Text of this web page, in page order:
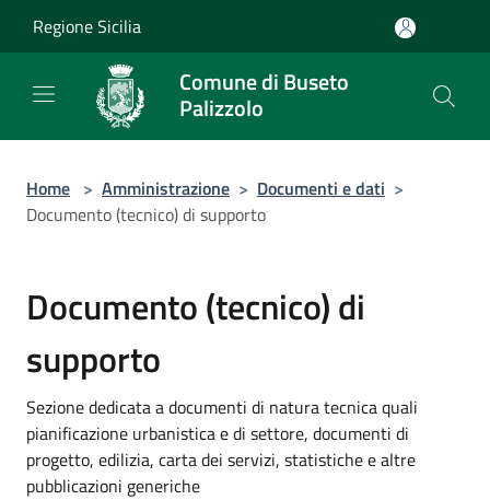
Regione Sicilia
Comune di Buseto
Palizzolo
Home > Amministrazione > Documenti e dati >
Documento (tecnico) di supporto
Documento (tecnico) di
supporto
Sezione dedicata a documenti di natura tecnica quali
pianificazione urbanistica e di settore, documenti di
progetto, edilizia, carta dei servizi, statistiche e altre
pubblicazioni generiche